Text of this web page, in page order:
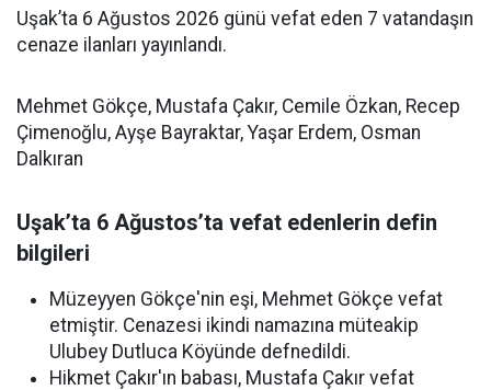
Uşak’ta 6 Ağustos 2026 günü vefat eden 7 vatandaşın
cenaze ilanları yayınlandı.
Mehmet Gökçe, Mustafa Çakır, Cemile Özkan, Recep
Çimenoğlu, Ayşe Bayraktar, Yaşar Erdem, Osman
Dalkıran
Uşak’ta 6 Ağustos’ta vefat edenlerin defin
bilgileri
Müzeyyen Gökçe'nin eşi, Mehmet Gökçe vefat
etmiştir. Cenazesi ikindi namazına müteakip
Ulubey Dutluca Köyünde defnedildi.
Hikmet Çakır'ın babası, Mustafa Çakır vefat